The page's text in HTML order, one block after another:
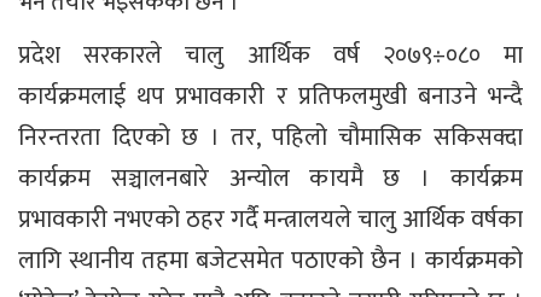
प्रदेश सरकारले चालु आर्थिक वर्ष २०७९÷०८० मा
कार्यक्रमलाई थप प्रभावकारी र प्रतिफलमुखी बनाउने भन्दै
निरन्तरता दिएको छ । तर, पहिलो चौमासिक सकिसक्दा
कार्यक्रम सञ्चालनबारे अन्योल कायमै छ । कार्यक्रम
प्रभावकारी नभएको ठहर गर्दै मन्त्रालयले चालु आर्थिक वर्षका
लागि स्थानीय तहमा बजेटसमेत पठाएको छैन । कार्यक्रमको